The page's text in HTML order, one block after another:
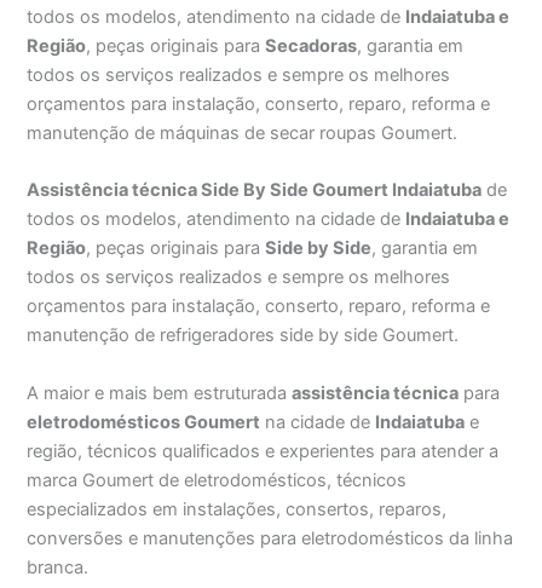
todos os modelos, atendimento na cidade de Indaiatuba e
Região, peças originais paraSecadoras, garantia em
todos os serviços realizados e sempre os melhores
orçamentos para instalação, conserto, reparo, reforma e
manutenção de máquinas de secar roupas Goumert.
Assistência técnica Side By Side Goumert Indaiatuba de
todos os modelos, atendimento na cidade de Indaiatuba e
Região, peças originais paraSide by Side, garantia em
todos os serviços realizados e sempre os melhores
orçamentos para instalação, conserto, reparo, reforma e
manutenção de refrigeradores side by side Goumert.
A maior e mais bem estruturadaassistência técnica para
eletrodomésticos Goumert na cidade de Indaiatuba e
região, técnicos qualificados e experientes para atender a
marca Goumert de eletrodomésticos, técnicos
especializados em instalações, consertos, reparos,
conversões e manutenções para eletrodomésticos da linha
branca.